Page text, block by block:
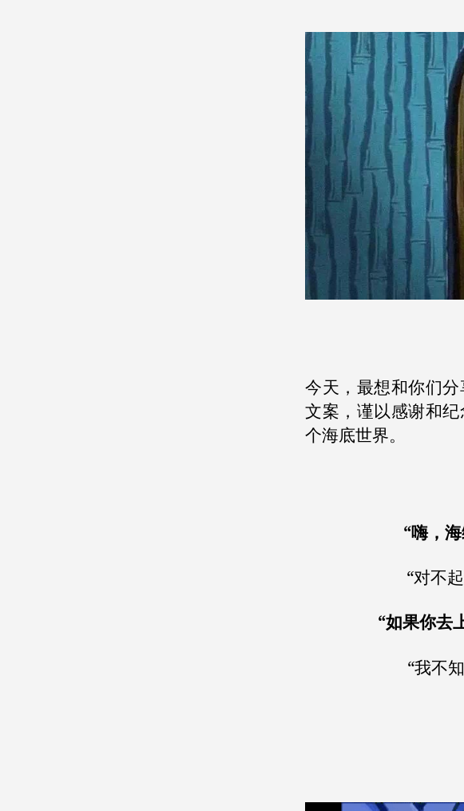
今天，最想和你们
文案，谨以感谢和
个海底世界。
“嗨，
“对不
“如果你去
“我不